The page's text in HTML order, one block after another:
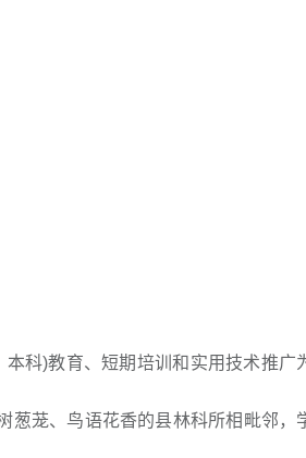
科)教育、短期培训和实用技术推广
葱茏、鸟语花香的县林科所相毗邻，